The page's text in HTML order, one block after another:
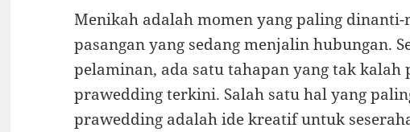
Menikah adalah momen yang paling
pasangan yang sedang menjalin hubungan.
pelaminan, ada satu tahapan yang tak
prawedding terkini. Salah satu hal yang
prawedding adalah ide kreatif untuk